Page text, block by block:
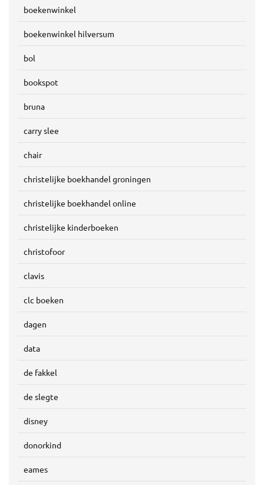
boekenwinkel
boekenwinkel hilversum
bol
bookspot
bruna
carry slee
chair
christelijke boekhandel groningen
christelijke boekhandel online
christelijke kinderboeken
christofoor
clavis
clc boeken
dagen
data
de fakkel
de slegte
disney
donorkind
eames